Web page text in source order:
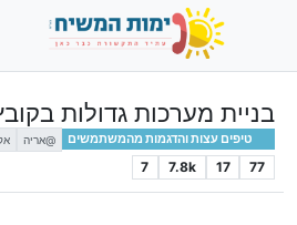
בניית מערכות גדולות
טיפים עצות והדגמות מהמשתמשים @אריה
77
17
7.8k
7